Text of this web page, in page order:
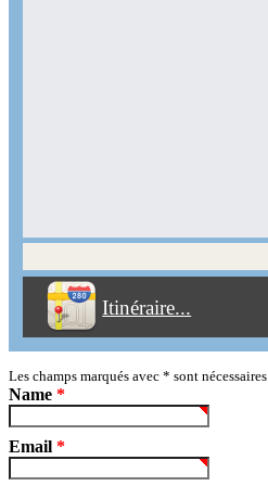
Itinéraire...
Éviter les autoroutes
Éviter les péages
Partir! Reset
Les champs marqués avec * sont nécessaires
Name *
Email *